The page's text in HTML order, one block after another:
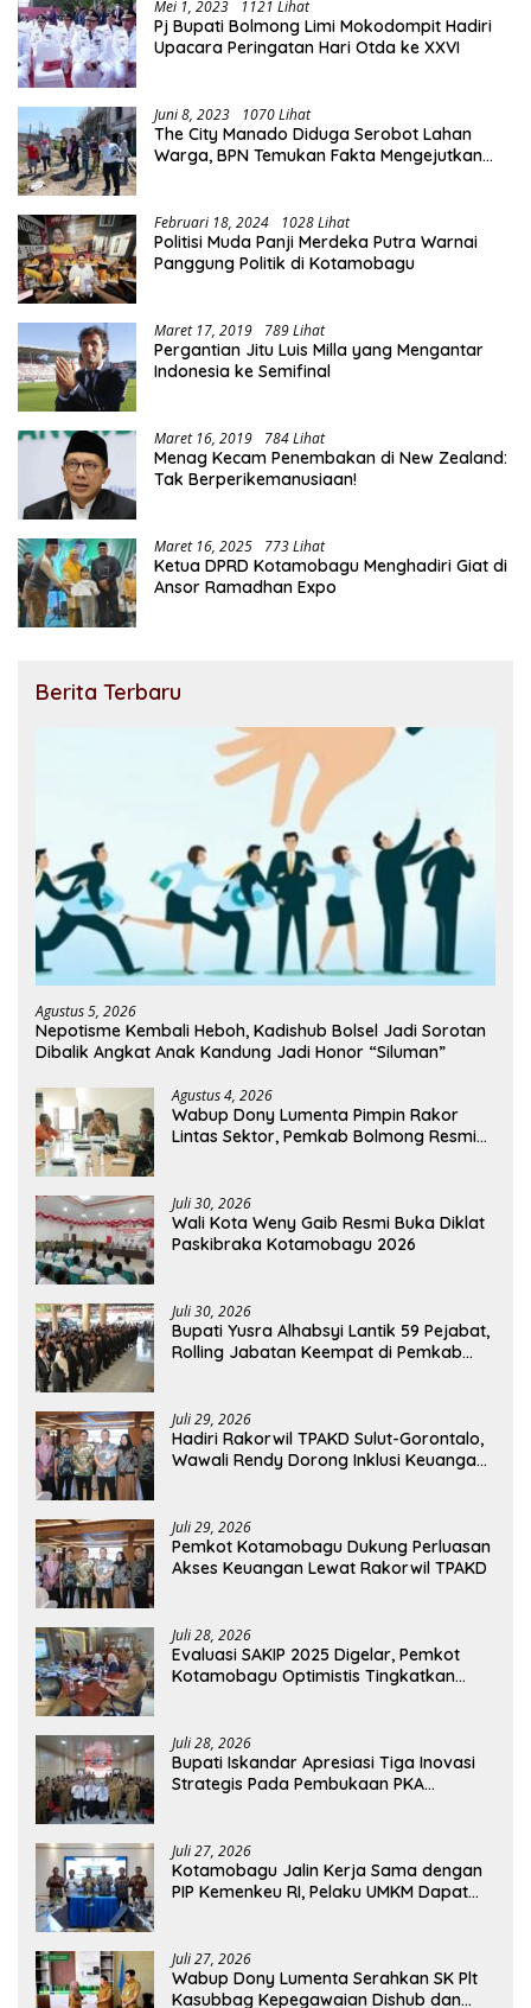
Mei 1, 2023 1121 Lihat
Pj Bupati Bolmong Limi Mokodompit Hadiri
Upacara Peringatan Hari Otda ke XXVI
Juni 8, 2023 1070 Lihat
The City Manado Diduga Serobot Lahan
Warga, BPN Temukan Fakta Mengejutkan
Februari 18, 2024 1028 Lihat
Politisi Muda Panji Merdeka Putra Warnai
Panggung Politik di Kotamobagu
Maret 17, 2019 789 Lihat
Pergantian Jitu Luis Milla yang Mengantar
Indonesia ke Semifinal
Maret 16, 2019 784 Lihat
Menag Kecam Penembakan di New Zealand:
Tak Berperikemanusiaan!
Maret 16, 2025 773 Lihat
Ketua DPRD Kotamobagu Menghadiri Giat di
Ansor Ramadhan Expo
Berita Terbaru
Agustus 5, 2026
Nepotisme Kembali Heboh, Kadishub Bolsel Jadi Sorotan
Dibalik Angkat Anak Kandung Jadi Honor “Siluman”
Agustus 4, 2026
Wabup Dony Lumenta Pimpin Rakor
Lintas Sektor, Pemkab Bolmong Resmi
Juli 30, 2026
Wali Kota Weny Gaib Resmi Buka Diklat
Paskibraka Kotamobagu 2026
Juli 30, 2026
Bupati Yusra Alhabsyi Lantik 59 Pejabat,
Rolling Jabatan Keempat di Pemkab
Juli 29, 2026
Hadiri Rakorwil TPAKD Sulut-Gorontalo,
Wawali Rendy Dorong Inklusi Keuangan
Juli 29, 2026
Pemkot Kotamobagu Dukung Perluasan
Akses Keuangan Lewat Rakorwil TPAKD
Juli 28, 2026
Evaluasi SAKIP 2025 Digelar, Pemkot
Kotamobagu Optimistis Tingkatkan
Juli 28, 2026
Bupati Iskandar Apresiasi Tiga Inovasi
Strategis Pada Pembukaan PKA
Juli 27, 2026
Kotamobagu Jalin Kerja Sama dengan
PIP Kemenkeu RI, Pelaku UMKM Dapat
Juli 27, 2026
Wabup Dony Lumenta Serahkan SK Plt
Kasubbag Kepegawaian Dishub dan